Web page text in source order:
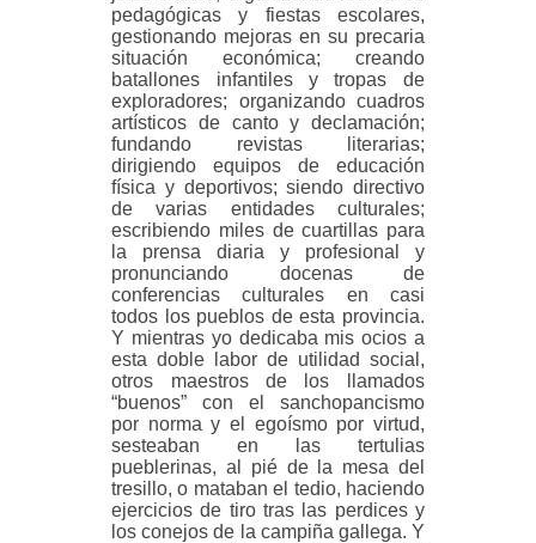
pedagógicas y fiestas escolares,
gestionando mejoras en su precaria
situación económica; creando
batallones infantiles y tropas de
exploradores; organizando cuadros
artísticos de canto y declamación;
fundando revistas literarias;
dirigiendo equipos de educación
física y deportivos; siendo directivo
de varias entidades culturales;
escribiendo miles de cuartillas para
la prensa diaria y profesional y
pronunciando docenas de
conferencias culturales en casi
todos los pueblos de esta provincia.
Y mientras yo dedicaba mis ocios a
esta doble labor de utilidad social,
otros maestros de los llamados
“buenos” con el sanchopancismo
por norma y el egoísmo por virtud,
sesteaban en las tertulias
pueblerinas, al pié de la mesa del
tresillo, o mataban el tedio, haciendo
ejercicios de tiro tras las perdices y
los conejos de la campiña gallega. Y